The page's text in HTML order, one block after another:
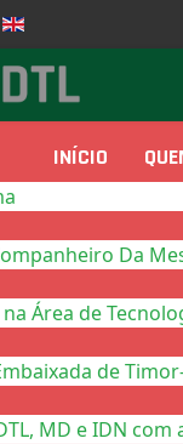
seu idioma
INÍCIO
Da
Área de
de
MD e IDN